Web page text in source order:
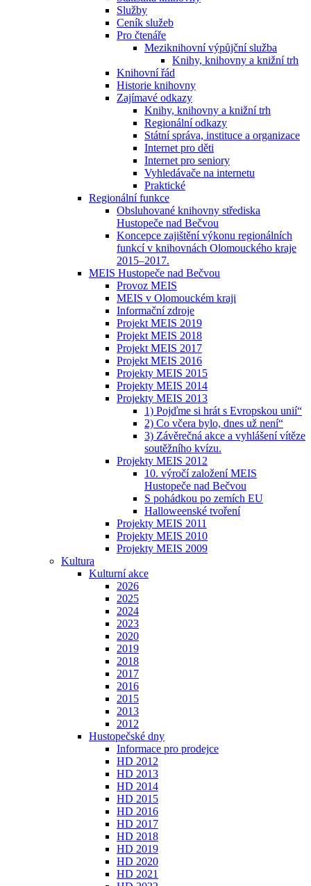
Služby
Ceník služeb
Pro čtenáře
Meziknihovní výpůjční služba
Knihy, knihovny a knižní trh
Knihovní řád
Historie knihovny
Zajímavé odkazy
Knihy, knihovny a knižní trh
Regionální odkazy
Státní správa, instituce a organizace
Internet pro děti
Internet pro seniory
Vyhledávače na internetu
Praktické
Regionální funkce
Obsluhované knihovny střediska
Hustopeče nad Bečvou
Koncepce zajištění výkonu regionálních
funkcí v knihovnách Olomouckého kraje
2015–2017.
MEIS Hustopeče nad Bečvou
Provoz MEIS
MEIS v Olomouckém kraji
Informační zdroje
Projekt MEIS 2019
Projekt MEIS 2018
Projekt MEIS 2017
Projekt MEIS 2016
Projekty MEIS 2015
Projekty MEIS 2014
Projekty MEIS 2013
1) Pojďme si hrát s Evropskou unií“
2) Co včera bylo, dnes už není“
3) Závěrečná akce a vyhlášení vítěze
soutěžního kvízu.
Projekty MEIS 2012
10. výročí založení MEIS
Hustopeče nad Bečvou
S pohádkou po zemích EU
Halloweenské tvoření
Projekty MEIS 2011
Projekty MEIS 2010
Projekty MEIS 2009
Kultura
Kulturní akce
2026
2025
2024
2023
2020
2019
2018
2017
2016
2015
2013
2012
Hustopečské dny
Informace pro prodejce
HD 2012
HD 2013
HD 2014
HD 2015
HD 2016
HD 2017
HD 2018
HD 2019
HD 2020
HD 2021